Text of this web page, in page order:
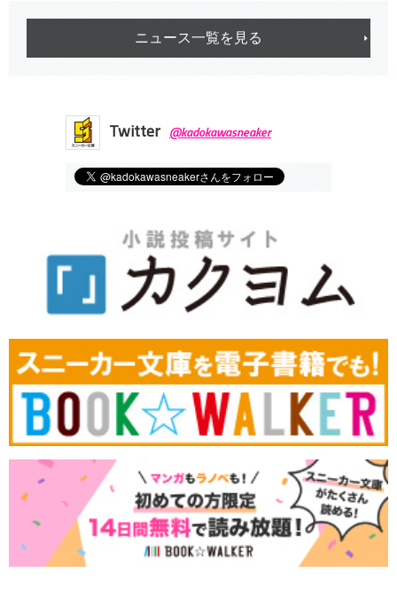
ニュース一覧を見る
Twitter @kadokawasneaker